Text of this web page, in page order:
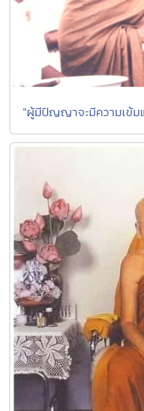
"ผู้มีปัญญาจะมีความเข้ม